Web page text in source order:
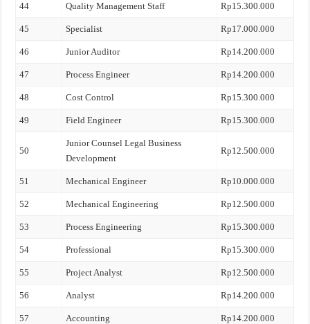
44 Quality Management Staff Rp15.300.000
45 Specialist Rp17.000.000
46 Junior Auditor Rp14.200.000
47 Process Engineer Rp14.200.000
48 Cost Control Rp15.300.000
49 Field Engineer Rp15.300.000
50
Junior Counsel Legal Business
Development
Rp12.500.000
51 Mechanical Engineer Rp10.000.000
52 Mechanical Engineering Rp12.500.000
53 Process Engineering Rp15.300.000
54 Professional Rp15.300.000
55 Project Analyst Rp12.500.000
56 Analyst Rp14.200.000
57 Accounting Rp14.200.000